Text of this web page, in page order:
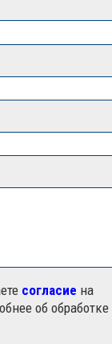
согласие на
об обработке